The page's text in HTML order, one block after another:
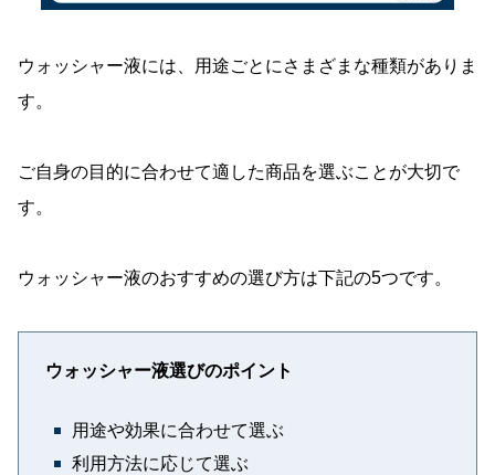
ウォッシャー液には、用途ごとにさまざまな種類がありま
す。
ご自身の目的に合わせて適した商品を選ぶことが大切で
す。
ウォッシャー液のおすすめの選び方は下記の5つです。
ウォッシャー液選びのポイント
用途や効果に合わせて選ぶ
利用方法に応じて選ぶ